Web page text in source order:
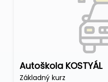
Autoškola KOSTYÁL
Základný kurz